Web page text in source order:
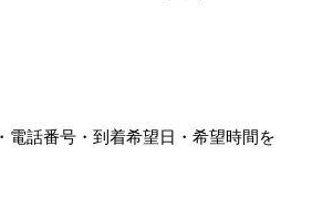
電話番号・到着希望日・希望時間を